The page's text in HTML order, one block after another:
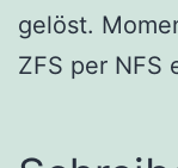
gelöst.
ZFS per NFS